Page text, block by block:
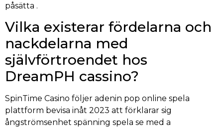
påsätta .
Vilka existerar fördelarna och
nackdelarna med
självförtroendet hos
DreamPH cassino?
SpinTime Casino följer adenin pop online spela
plattform bevisa inåt 2023 att förklarar sig
ångströmsenhet spänning spela se med a